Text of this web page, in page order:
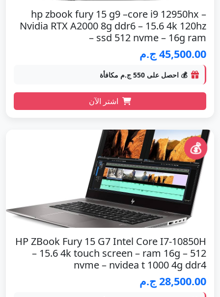
hp zbook fury 15 g9 –core i9 12950hx –
Nvidia RTX A2000 8g ddr6 – 15.6 4k 120hz
– ssd 512 nvme – 16g ram
45,500.00 ج.م
💰 احصل على 550 ج.م مكافأة
اشتر الآن
💰
HP ZBook Fury 15 G7 Intel Core I7-10850H
– 15.6 4k touch screen – ram 16g – 512
nvme – nvidea t 1000 4g ddr4
28,500.00 ج.م